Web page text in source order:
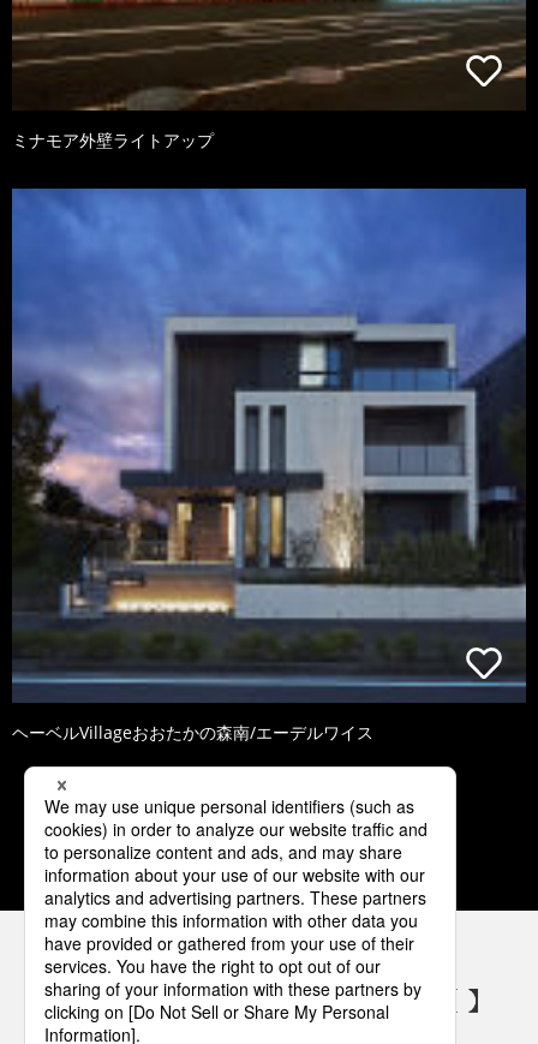
ミナモア外壁ライトアップ
ヘーベルVillageおおたかの森南/エーデルワイス
1 2 3 4 5
パナソニックの電気設備 SNSアカウント